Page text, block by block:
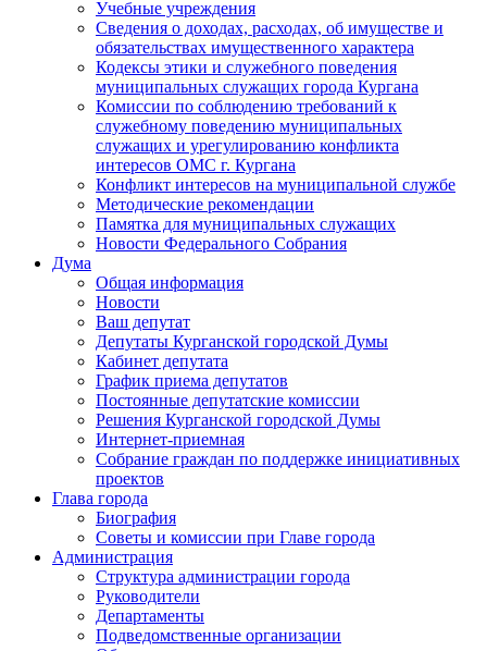
Учебные учреждения
Сведения о доходах, расходах, об имуществе и
обязательствах имущественного характера
Кодексы этики и служебного поведения
муниципальных служащих города Кургана
Комиссии по соблюдению требований к
служебному поведению муниципальных
служащих и урегулированию конфликта
интересов ОМС г. Кургана
Конфликт интересов на муниципальной службе
Методические рекомендации
Памятка для муниципальных служащих
Новости Федерального Cобрания
Дума
Общая информация
Новости
Ваш депутат
Депутаты Курганской городской Думы
Кабинет депутата
График приема депутатов
Постоянные депутатские комиссии
Решения Курганской городской Думы
Интернет-приемная
Собрание граждан по поддержке инициативных
проектов
Глава города
Биография
Советы и комиссии при Главе города
Администрация
Структура администрации города
Руководители
Департаменты
Подведомственные организации